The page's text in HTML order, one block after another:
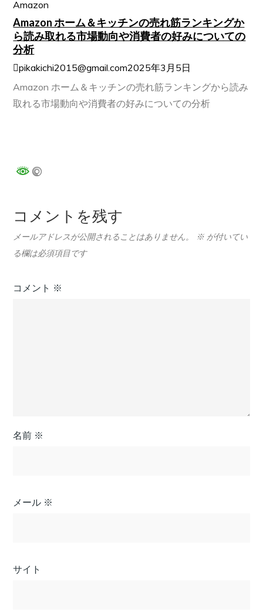
Amazon
Amazon ホーム＆キッチンの売れ筋ランキングか
ら読み取れる市場動向や消費者の好みについての
分析
pikakichi2015@gmail.com2025年3月5日
Amazon ホーム＆キッチンの売れ筋ランキングから読み
取れる市場動向や消費者の好みについての分析
コメントを残す
メールアドレスが公開されることはありません。 ※ が付いてい
る欄は必須項目です
コメント ※
名前 ※
メール ※
サイト